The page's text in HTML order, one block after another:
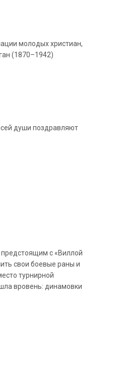
молодых христиан,
(1870–1942)
души поздравляют
с «Виллой
свои боевые раны и
турнирной
вровень: динамовки